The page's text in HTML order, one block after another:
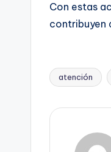
Con estas
contribuyen
Etiquetas:
atención